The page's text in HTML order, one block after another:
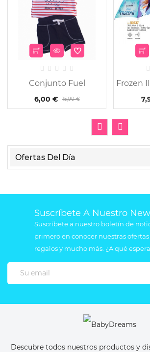
Conjunto Fuel
6,00 € 15,90 €
Ofertas Del Día
Suscríbete A Nuestro
Suscríbete a nuestro boletín de
primero en conocer nuestras ofertas
regalos y mucho más. ¿A qué
Descubre todos nuestros productos y